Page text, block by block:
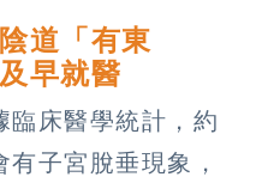
道「有東
早就醫
臨床醫學統計，約
子宮脫垂現象，